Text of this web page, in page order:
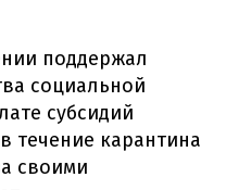
поддержал
социальной
субсидий
течение карантина
своими